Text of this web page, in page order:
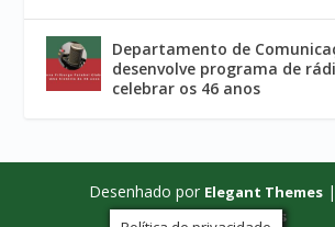
Departamento de
desenvolve programa de
celebrar os 46 anos
Desenhado por Elegant Themes|
WordPress